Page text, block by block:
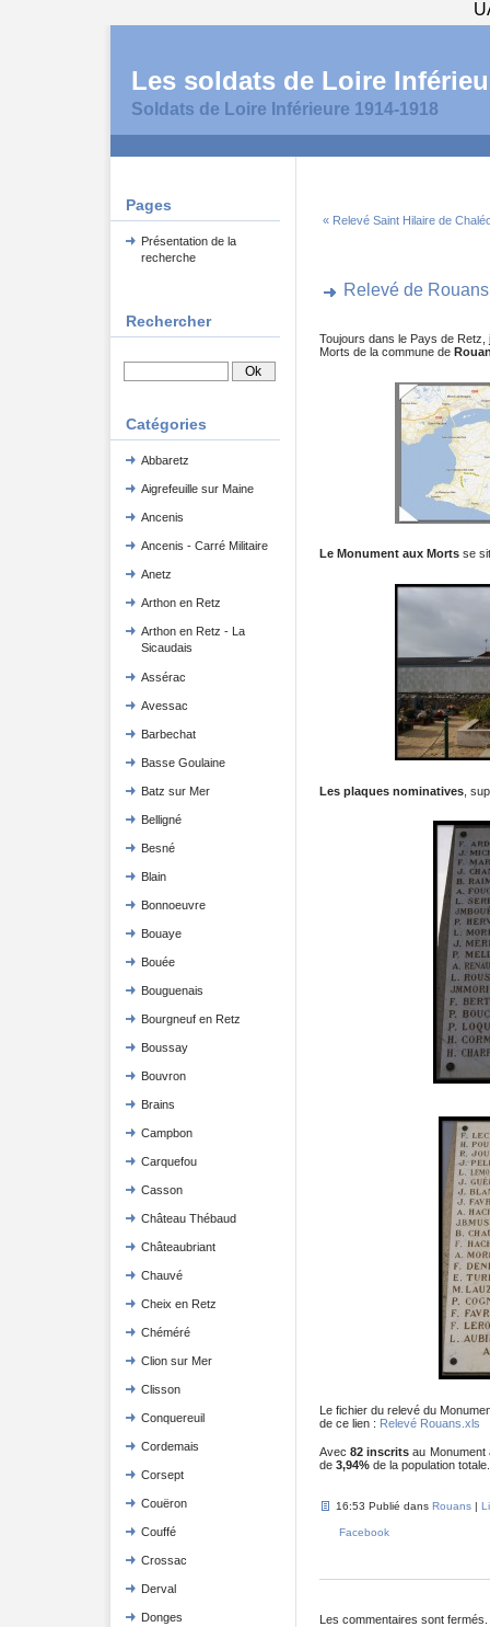
Les soldats de Loire
Soldats de Loire Inférieure 1914-1918
Pages
Présentation de la
recherche
Rechercher
Catégories
Abbaretz
Aigrefeuille sur Maine
Ancenis
Ancenis - Carré Militaire
Anetz
Arthon en Retz
Arthon en Retz - La
Sicaudais
Assérac
Avessac
Barbechat
Basse Goulaine
Batz sur Mer
Belligné
Besné
Blain
Bonnoeuvre
Bouaye
Bouée
Bouguenais
Bourgneuf en Retz
Boussay
Bouvron
Brains
Campbon
Carquefou
Casson
Château Thébaud
Châteaubriant
Chauvé
Cheix en Retz
Chéméré
Clion sur Mer
Clisson
Conquereuil
Cordemais
Corsept
Couëron
Couffé
Crossac
Derval
Donges
« Relevé Saint Hilaire de
Relevé de Rouans
Toujours dans le Pays de
Morts de la commune de
Le Monument aux Mortsse
Les plaques nominatives,
Le fichier du relevé du
de ce lien : Relevé Rouans.xls
Avec 82 inscrits au Monument
de 3,94%de la population totale.
16:53 Publié dans Rouans|
Facebook
Les commentaires sont fermés.